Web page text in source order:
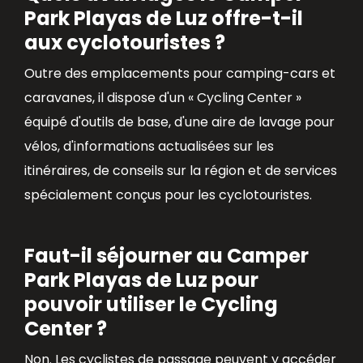
Park Playas de Luz offre-t-il
aux cyclotouristes ?
Outre des emplacements pour camping-cars et
caravanes, il dispose d'un « Cycling Center »
équipé d'outils de base, d'une aire de lavage pour
vélos, d'informations actualisées sur les
itinéraires, de conseils sur la région et de services
spécialement conçus pour les cyclotouristes.
Faut-il séjourner au Camper
Park Playas de Luz pour
pouvoir utiliser le Cycling
Center ?